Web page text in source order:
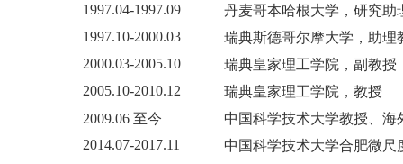
1997.04-1997.09
丹麦哥本哈根大学，研究助
1997.10-2000.03
瑞典斯德哥尔摩大学，助理
2000.03-2005.10
瑞典皇家理工学院，副教授
2005.10-2010.12
瑞典皇家理工学院，教授
2009.06 至今
中国科学技术大学教授、海
2014.07-2017.11
中国科学技术大学合肥微尺